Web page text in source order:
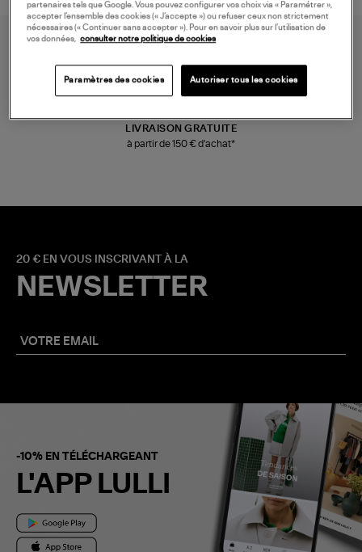
LIVRAISON GRATUITE
à partir de 150 € d'achat*
20 € EN VOUS INSCRIVANT À LA
NEWSLETTER
-10% EN TÉLÉCHARGEANT
L'APP LULLI
partenaires tels que Google. Vous pouvez configurer vos choix via « Paramétrer »,
accepter l’ensemble des cookies (« J’accepte ») ou refuser ceux non strictement
nécessaires (« Continuer sans accepter »). Pour en savoir plus sur l’utilisation de
vos données, consulter notre politique de cookies
Paramètres des cookies Autoriser tous les cookies